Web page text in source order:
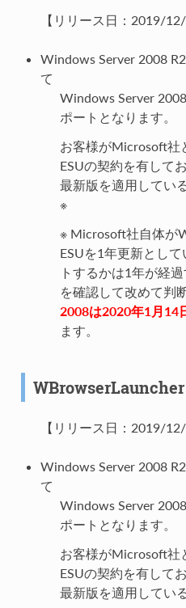
【リリース日：2019/12/
Windows Server 2008
て
Windows Server
ポートとなります。
お客様がMicrosoft社
ESUの契約を有して
最新版を適用してい
※
※ Microsoft社自体が
ESUを1年更新とし
トするかは1年が経
を確認して改めて判
2008は2020年1月14
ます。
WBrowserLauncher
【リリース日：2019/12/
Windows Server 2008
て
Windows Server
ポートとなります。
お客様がMicrosoft社
ESUの契約を有して
最新版を適用してい